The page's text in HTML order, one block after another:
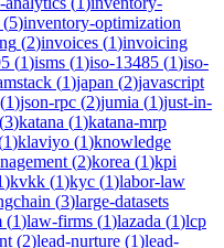
(5)inventory-optimization
(2)invoices (1)invoicing
(1)isms (1)iso-13485 (1)iso-
(1)japan (2)javascript
(1)json-rpc (2)jumia (1)just-in-
(3)katana (1)katana-mrp
1)klaviyo (1)knowledge
(2)korea (1)kpi
)kvkk (1)kyc (1)labor-law
(3)large-datasets
(1)law-firms (1)lazada (1)lcp
(2)lead-nurture (1)lead-